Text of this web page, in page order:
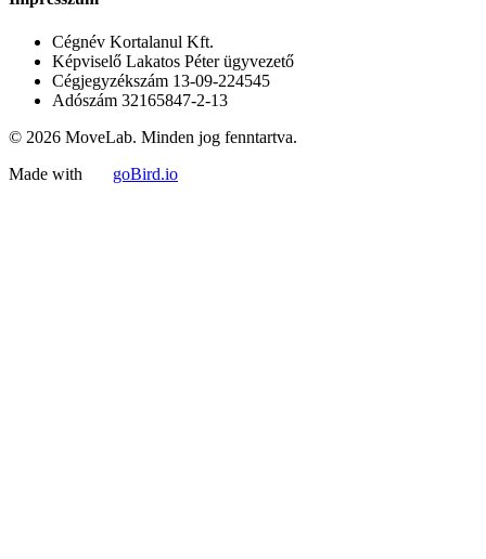
Cégnév Kortalanul Kft.
Képviselő Lakatos Péter ügyvezető
Cégjegyzékszám 13-09-224545
Adószám 32165847-2-13
© 2026 MoveLab. Minden jog fenntartva.
Made with
goBird.io